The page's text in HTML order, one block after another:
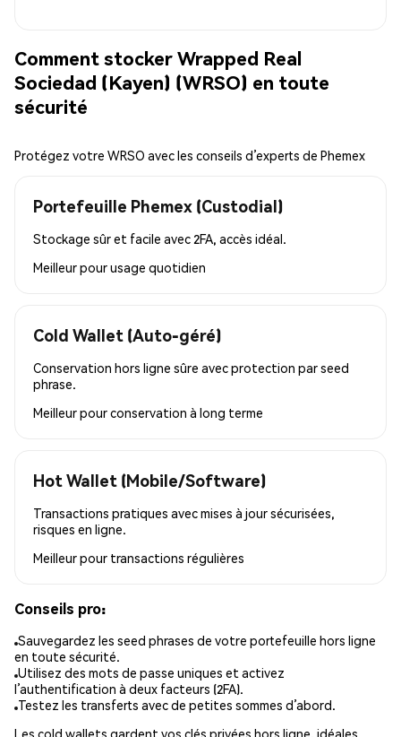
Comment stocker Wrapped Real
Sociedad (Kayen) (WRSO) en toute
sécurité
Protégez votre WRSO avec les conseils d’experts de Phemex
Portefeuille Phemex (Custodial)
Stockage sûr et facile avec 2FA, accès idéal.
Meilleur pourusage quotidien
Cold Wallet (Auto-géré)
Conservation hors ligne sûre avec protection par seed
phrase.
Meilleur pourconservation à long terme
Hot Wallet (Mobile/Software)
Transactions pratiques avec mises à jour sécurisées,
risques en ligne.
Meilleur pour transactions régulières
Conseils pro:
Sauvegardez les seed phrases de votre portefeuille hors ligne
en toute sécurité.
Utilisez des mots de passe uniques et activez
l’authentification à deux facteurs (2FA).
Testez les transferts avec de petites sommes d’abord.
Les cold wallets gardent vos clés privées hors ligne, idéales